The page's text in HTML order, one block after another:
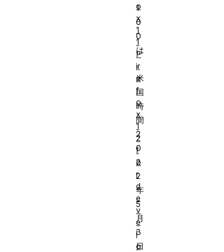
1
0
0
は
、
米
国
時
間
2
0
2
2
年
5
月
3
日
o
x
1
1
F
ir
e
f
o
x
1
2
f
o
r
d
e
v
e
l
o